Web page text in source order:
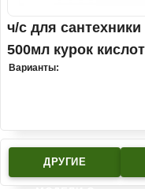
ч/с для
500мл курок
Варианты:
ДРУГИЕ